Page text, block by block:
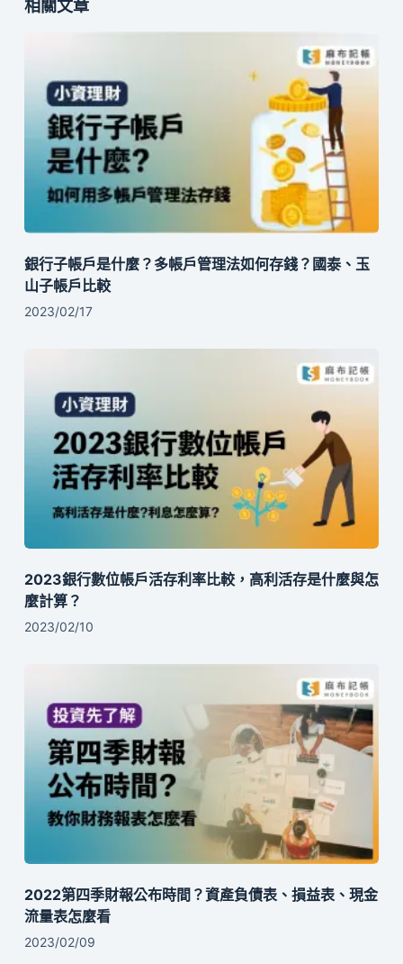
相關文章
銀行子帳戶是什麼？多帳戶管理法如何存錢？國泰、玉
山子帳戶比較
2023/02/17
2023銀行數位帳戶活存利率比較，高利活存是什麼與怎
麼計算？
2023/02/10
2022第四季財報公布時間？資產負債表、損益表、現金
流量表怎麼看
2023/02/09